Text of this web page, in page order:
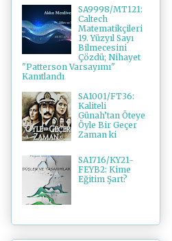
SA9998/MT121:
Caltech
Matematikçileri
19. Yüzyıl Sayı
Bilmecesini
Çözdü; Nihayet
"Patterson Varsayımı"
Kanıtlandı
SA1001/FT36:
Kaliteli
Günah’tan Öteye
Öyle Bir Geçer
Zaman ki
SA1716/KY21-
FEYB2: Kime
Eğitim Şart?